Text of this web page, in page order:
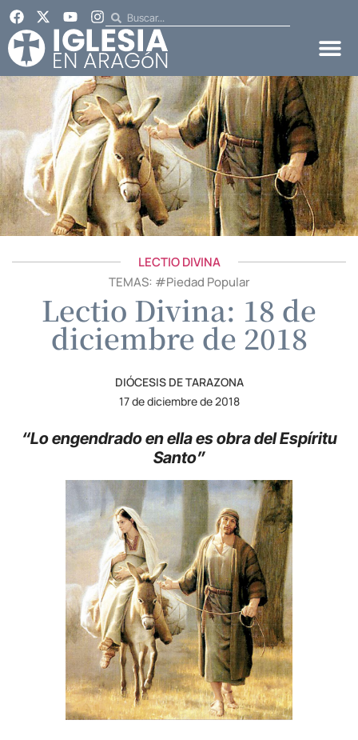
LECTIO DIVINA
TEMAS: #Piedad Popular
Lectio Divina: 18 de
diciembre de 2018
DIÓCESIS DE TARAZONA
17 de diciembre de 2018
“Lo engendrado enella es obra del Espíritu
Santo”